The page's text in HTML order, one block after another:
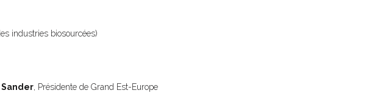
industries biosourcées)
Sander, Présidente de Grand Est-Europe